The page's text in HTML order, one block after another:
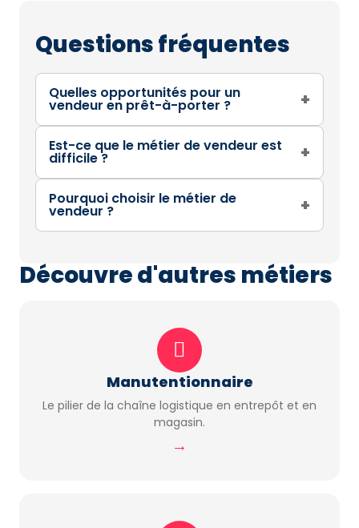
Questions fréquentes
Quelles opportunités pour un
vendeur en prêt-à-porter ? +
Est-ce que le métier de vendeur est
difficile ? +
Pourquoi choisir le métier de
vendeur ? +
Découvre d'autres métiers
Manutentionnaire
Le pilier de la chaîne logistique en entrepôt et en
magasin.
→